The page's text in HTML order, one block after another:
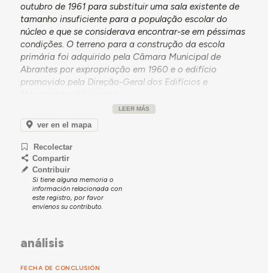
outubro de 1961 para substituir uma sala existente de
tamanho insuficiente para a população escolar do
núcleo e que se considerava encontrar-se em péssimas
condições. O terreno para a construção da escola
primária foi adquirido pela Câmara Municipal de
Abrantes por expropriação em 1960 e o edifício
promovido pela Direção-Geral dos Edifícios e
Para mais detalhes, consultar a secção Momentos-
chave, abaixo.
LEER MÁS
ver en el mapa
Recolectar
Compartir
Contribuir
Si tiene alguna memoria o
información relacionada con
este registro, por favor
envíenos su contributo.
análisis
FECHA DE CONCLUSIÓN